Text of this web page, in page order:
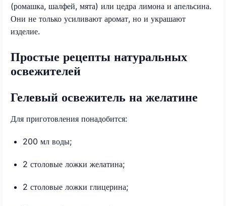
(ромашка, шалфей, мята) или цедра лимона и апельсина.
Они не только усиливают аромат, но и украшают
изделие.
Простые рецепты натуральных
освежителей
Гелевый освежитель на желатине
Для приготовления понадобится:
200 мл воды;
2 столовые ложки желатина;
2 столовые ложки глицерина;